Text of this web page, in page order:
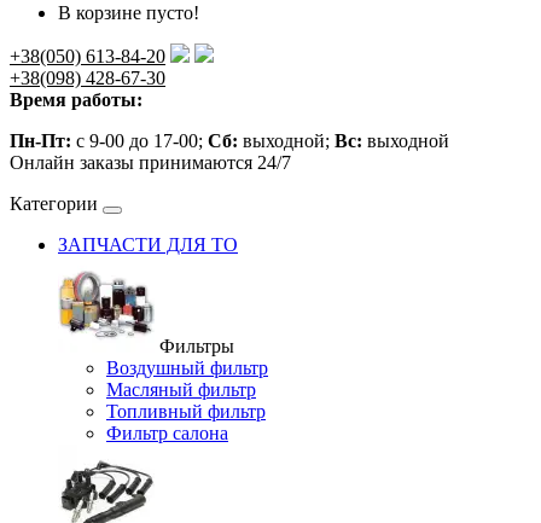
В корзине пусто!
+38(050) 613-84-20
+38(098) 428-67-30
Время работы:
Пн-Пт: с 9-00 до 17-00; Сб: выходной; Вс: выходной
Онлайн заказы принимаются 24/7
Категории
ЗАПЧАСТИ ДЛЯ ТО
Фильтры
Воздушный фильтр
Масляный фильтр
Топливный фильтр
Фильтр салона